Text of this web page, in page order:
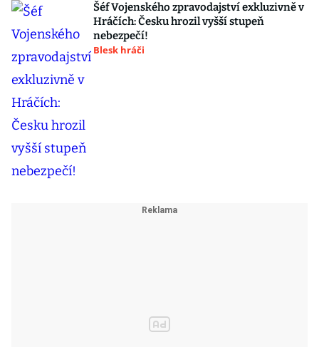
Šéf Vojenského zpravodajství exkluzivně v
Hráčích: Česku hrozil vyšší stupeň
nebezpečí!
Blesk hráči